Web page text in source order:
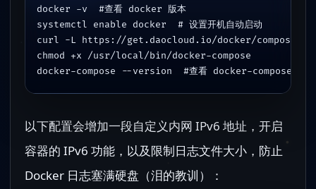
docker -v  #查看 docker 版本
systemctl enable docker  # 设置开机自动启动
curl -L https://get.daocloud.io/docker/compose/
chmod +x /usr/local/bin/docker-compose
docker-compose --version  #查看 docker-compose 版本
以下配置会增加一段自定义内网 IPv6 地址，开启
容器的 IPv6 功能，以及限制日志文件大小，防止
Docker 日志塞满硬盘（泪的教训）：